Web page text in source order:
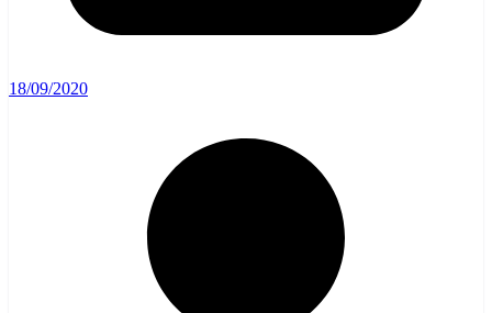
18/09/2020